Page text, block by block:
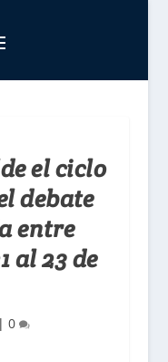
el ciclo
debate
entre
al 23 de
| 0